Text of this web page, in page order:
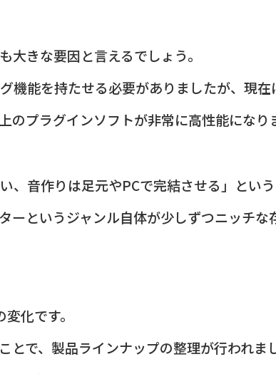
も大きな要因と言えるでしょう。
機能を持たせる必要がありましたが、現
のプラグインソフトが非常に高性能になり
、音作りは足元やPCで完結させる」とい
ーというジャンル自体が少しずつニッチな
化です。
で、製品ラインナップの整理が行われま